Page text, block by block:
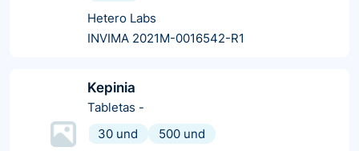
Hetero Labs
INVIMA 2021M-0016542-R1
Kepinia
Tabletas -
30 und
500 und